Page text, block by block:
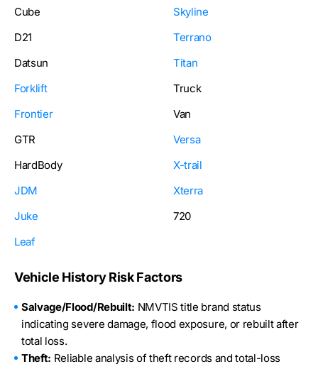
Cube
D21
Datsun
Forklift
Frontier
GTR
HardBody
JDM
Juke
Leaf
Skyline
Terrano
Titan
Truck
Van
Versa
X-trail
Xterra
720
Vehicle History Risk Factors
Salvage/Flood/Rebuilt: NMVTIS title brand status
indicating severe damage, flood exposure, or rebuilt after
total loss.
Theft: Reliable analysis of theft records and total-loss